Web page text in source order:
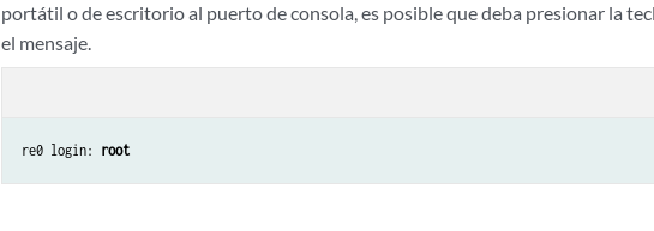
portátil o de escritorio al puerto de consola, es posible que deba presionar la
el mensaje.
re0 login: root